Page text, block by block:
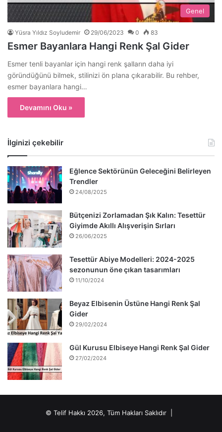
Genel
Yüsra Yıldız Soyludemir 29/06/2023 0 83
Esmer Bayanlara Hangi Renk Şal Gider
Esmer tenli bayanlar için hangi renk şalların daha iyi
göründüğünü bilmek, stilinizi ön plana çıkarabilir. Bu rehber,
esmer bayanlara hangi…
Devamını Oku »
İlginizi çekebilir
Eğlence Sektörünün Geleceğini Belirleyen
Trendler
24/08/2025
Bütçenizi Zorlamadan Şık Kalın: Tesettür
Giyimde Akıllı Alışverişin Sırları
26/06/2025
Tesettür Abiye Modelleri: 2024-2025
sezonunun öne çıkan tasarımları
11/10/2024
Beyaz Elbisenin Üstüne Hangi Renk Şal
Gider
29/02/2024
Gül Kurusu Elbiseye Hangi Renk Şal Gider
27/02/2024
© Telif Hakkı 2026, Tüm Hakları Saklıdır |